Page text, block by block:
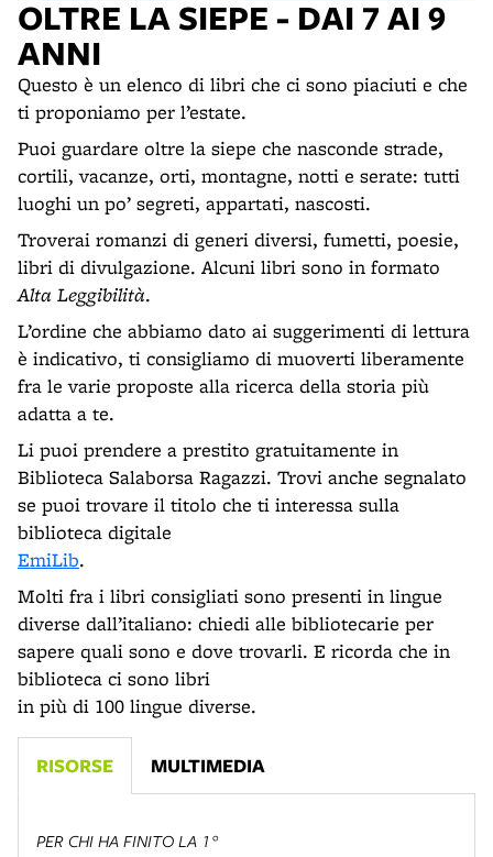
OLTRE LA SIEPE - DAI 7 AI 9
ANNI
Questo è un elenco di libri che ci sono piaciuti e che
ti proponiamo per l’estate.
Puoi guardare oltre la siepe che nasconde strade,
cortili, vacanze, orti, montagne, notti e serate: tutti
luoghi un po’ segreti, appartati, nascosti.
Troverai romanzi di generi diversi, fumetti, poesie,
libri di divulgazione. Alcuni libri sono in formato
Alta Leggibilità.
L’ordine che abbiamo dato ai suggerimenti di lettura
è indicativo, ti consigliamo di muoverti liberamente
fra le varie proposte alla ricerca della storia più
adatta a te.
Li puoi prendere a prestito gratuitamente in
Biblioteca Salaborsa Ragazzi. Trovi anche segnalato
se puoi trovare il titolo che ti interessa sulla
biblioteca digitale
EmiLib.
Molti fra i libri consigliati sono presenti in lingue
diverse dall’italiano: chiedi alle bibliotecarie per
sapere quali sono e dove trovarli. E ricorda che in
biblioteca ci sono libri
in più di 100 lingue diverse.
RISORSE MULTIMEDIA
PER CHI HA FINITO LA 1°